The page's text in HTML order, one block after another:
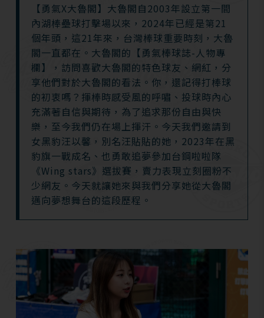
【勇氣X大魯閣】大魯閣自2003年設立第一間
內湖棒壘球打擊場以來，2024年已經是第21
個年頭，這21年來，台灣棒球重要時刻，大魯
閣一直都在。大魯閣的【勇氣棒球誌-人物專
欄】，訪問喜歡大魯閣的特色球友、網紅，分
享他們對於大魯閣的看法。你，還記得打棒球
的初衷嗎？揮棒時感受風的呼嘯、投球時內心
充滿著自信與期待，為了追求那份自由與快
樂，至今我們仍在場上揮汗。今天我們邀請到
女黑豹汪以馨，別名汪貼貼的她，2023年在黑
豹旗一戰成名、也勇敢追夢參加台鋼啦啦隊
《Wing stars》選拔賽，賣力表現立刻圈粉不
少網友。今天就讓她來與我們分享她從大魯閣
邁向夢想舞台的這段歷程。